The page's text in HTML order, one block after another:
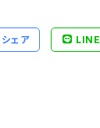
シェア LINE